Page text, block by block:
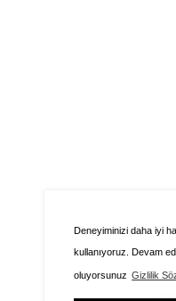
Deneyiminizi daha iyi
kullanıyoruz. Devam
oluyorsunuz Gizlilik